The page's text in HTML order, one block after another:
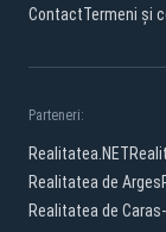
ContactTermeni și
Parteneri:
Realitatea.NET
Realitatea de Arges
Realitatea de